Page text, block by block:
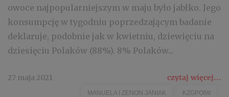
owoce najpopularniejszym w maju było jabłko. Jego
konsumpcję w tygodniu poprzedzającym badanie
deklaruje, podobnie jak w kwietniu, dziewięciu na
dziesięciu Polaków (88%). 8% Polaków...
27 maja 2021 czytaj więcej...
MANUELA I ZENON JANIAK KZGPOIW